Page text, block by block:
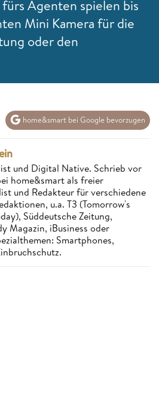
Agenten spielen bis
Mini Kamera für die
oder den
home&smart bei Google bevorzugen
und Digital Native. Schrieb vor
home&smart als freier
und Redakteur für verschiedene
u.a. T3 (Tomorrow's
Süddeutsche Zeitung,
Magazin, iBusiness oder
Smartphones,